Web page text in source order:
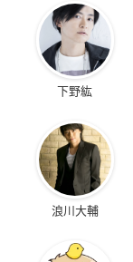
下野紘
浪川大輔